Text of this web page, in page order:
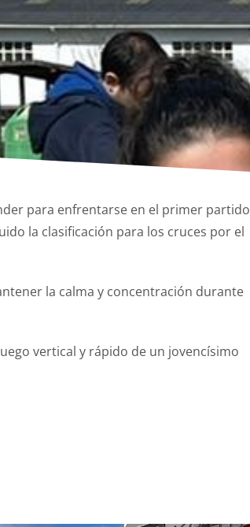
para enfrentarse en el primer partido
la clasificación para los cruces por el
la calma y concentración durante
vertical y rápido de un jovencísimo